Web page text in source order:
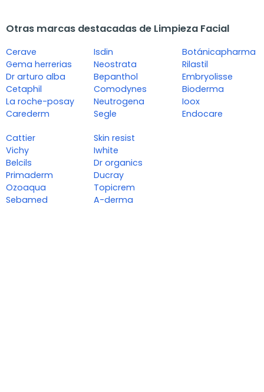
Otras marcas destacadas de Limpieza Facial
Cerave
Gema herrerias
Dr arturo alba
Cetaphil
La roche-posay
Carederm
Isdin
Neostrata
Bepanthol
Comodynes
Neutrogena
Segle
Botánicapharma
Rilastil
Embryolisse
Bioderma
Ioox
Endocare
Cattier
Vichy
Belcils
Primaderm
Ozoaqua
Sebamed
Skin resist
Iwhite
Dr organics
Ducray
Topicrem
A-derma